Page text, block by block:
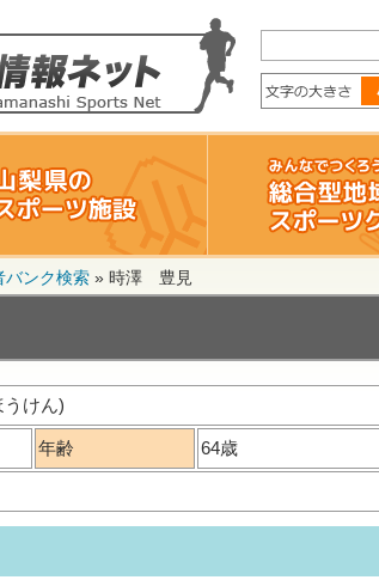
バンク検索 » 時澤 豊見
けん)
年齢 64歳